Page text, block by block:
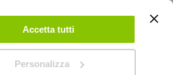
Accetta tutti
Personalizza
CREA UN ACCOUNT CONTATTACI